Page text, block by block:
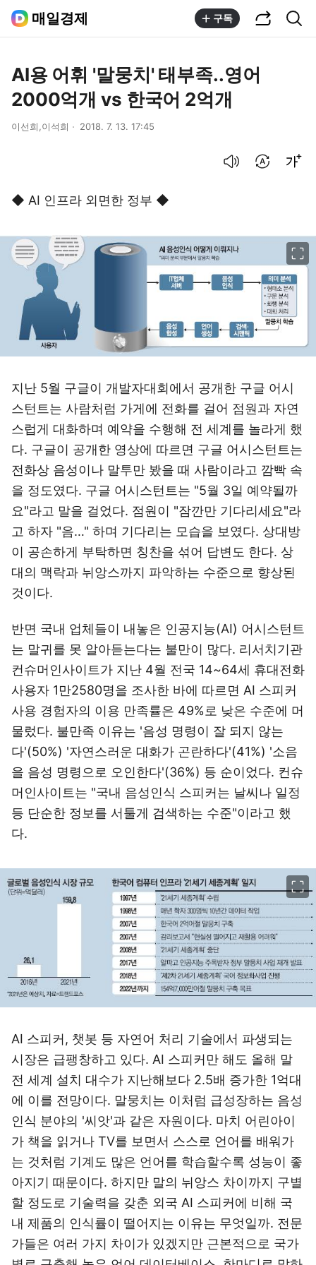
매일경제 구독
AI용 어휘 '말뭉치' 태부족..영어
2000억개 vs 한국어 2억개
이선희,이석희 2018. 7. 13. 17:45
◆ AI 인프라 외면한 정부 ◆
지난 5월 구글이 개발자대회에서 공개한 구글 어시
스턴트는 사람처럼 가게에 전화를 걸어 점원과 자연
스럽게 대화하며 예약을 수행해 전 세계를 놀라게 했
다. 구글이 공개한 영상에 따르면 구글 어시스턴트는
전화상 음성이나 말투만 봤을 때 사람이라고 깜빡 속
을 정도였다. 구글 어시스턴트는 "5월 3일 예약될까
요"라고 말을 걸었다. 점원이 "잠깐만 기다리세요"라
고 하자 "음…" 하며 기다리는 모습을 보였다. 상대방
이 공손하게 부탁하면 칭찬을 섞어 답변도 한다. 상
대의 맥락과 뉘앙스까지 파악하는 수준으로 향상된
것이다.
반면 국내 업체들이 내놓은 인공지능(AI) 어시스턴트
는 말귀를 못 알아듣는다는 불만이 많다. 리서치기관
컨슈머인사이트가 지난 4월 전국 14~64세 휴대전화
사용자 1만2580명을 조사한 바에 따르면 AI 스피커
사용 경험자의 이용 만족률은 49%로 낮은 수준에 머
물렀다. 불만족 이유는 '음성 명령이 잘 되지 않는
다'(50%) '자연스러운 대화가 곤란하다'(41%) '소음
을 음성 명령으로 오인한다'(36%) 등 순이었다. 컨슈
머인사이트는 "국내 음성인식 스피커는 날씨나 일정
등 단순한 정보를 서툴게 검색하는 수준"이라고 했
다.
AI 스피커, 챗봇 등 자연어 처리 기술에서 파생되는
시장은 급팽창하고 있다. AI 스피커만 해도 올해 말
전 세계 설치 대수가 지난해보다 2.5배 증가한 1억대
에 이를 전망이다. 말뭉치는 이처럼 급성장하는 음성
인식 분야의 '씨앗'과 같은 자원이다. 마치 어린아이
가 책을 읽거나 TV를 보면서 스스로 언어를 배워가
는 것처럼 기계도 많은 언어를 학습할수록 성능이 좋
아지기 때문이다. 하지만 말의 뉘앙스 차이까지 구별
할 정도로 기술력을 갖춘 외국 AI 스피커에 비해 국
내 제품의 인식률이 떨어지는 이유는 무엇일까. 전문
가들은 여러 가지 차이가 있겠지만 근본적으로 국가